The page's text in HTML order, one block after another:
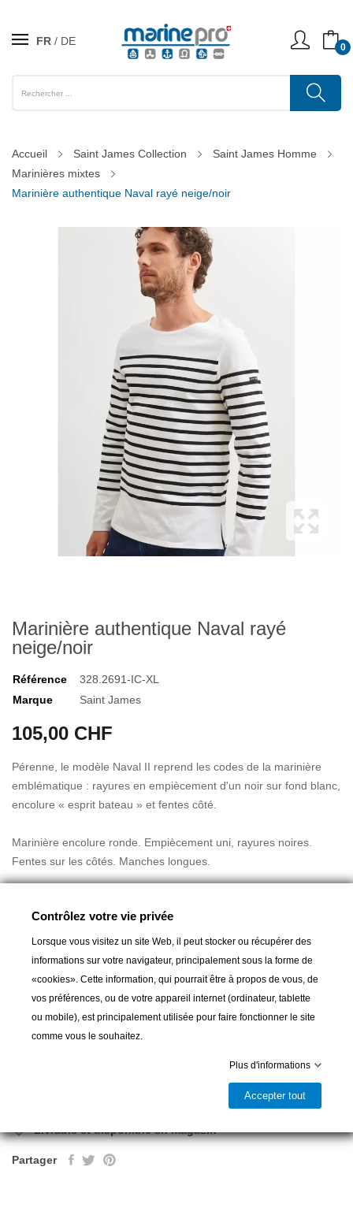
FR DE 0
Accueil Saint James Collection
Saint James Homme
Marinières mixtes
Marinière authentique Naval rayé neige/noir
Marinière authentique Naval rayé
neige/noir
Référence
328.2691-IC-XL
Marque
Saint James
105,00 CHF
Pérenne, le modèle Naval II reprend les codes de la marinière
emblématique : rayures en empiècement d'un noir sur fond blanc,
encolure « esprit bateau » et fentes côté.
Marinière encolure ronde. Empiècement uni, rayures noires.
Fentes sur les côtés. Manches longues.
100% coton peigné
Guide des tailles
Livrable et disponible en magasin
Partager
Contrôlez votre vie privée
Lorsque vous visitez un site Web, il peut stocker ou récupérer des
informations sur votre navigateur, principalement sous la forme de
«cookies». Cette information, qui pourrait être à propos de vous, de
vos préférences, ou de votre appareil internet (ordinateur, tablette
ou mobile), est principalement utilisée pour faire fonctionner le site
comme vous le souhaitez.
Plus d'informations
Accepter tout